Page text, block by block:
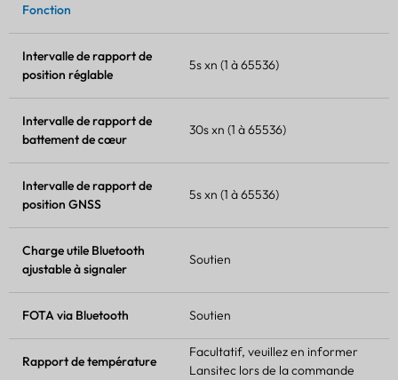
Fonction
Intervalle de rapport de
position réglable
5s xn (1 à 65536)
Intervalle de rapport de
battement de cœur
30s xn (1 à 65536)
Intervalle de rapport de
position GNSS
5s xn (1 à 65536)
Charge utile Bluetooth
ajustable à signaler
Soutien
FOTAvia Bluetooth Soutien
Rapport de température
Facultatif, veuillez en informer
Lansitec lors de la commande